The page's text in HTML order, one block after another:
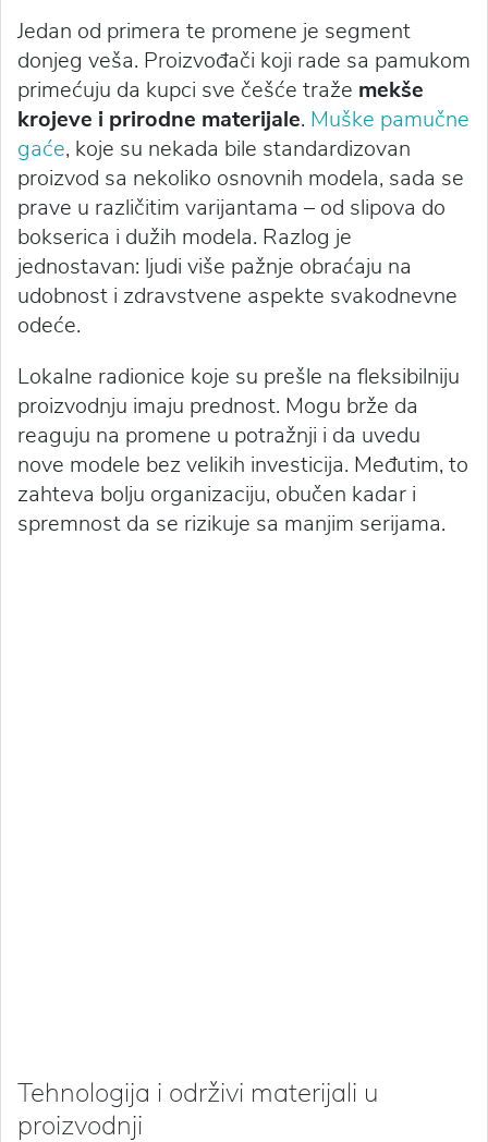
Jedan od primera te promene je segment
donjeg veša. Proizvođači koji rade sa pamukom
primećuju da kupci sve češće traže mekše
krojeve i prirodne materijale. Muške pamučne
gaće, koje su nekada bile standardizovan
proizvod sa nekoliko osnovnih modela, sada se
prave u različitim varijantama – od slipova do
bokserica i dužih modela. Razlog je
jednostavan: ljudi više pažnje obraćaju na
udobnost i zdravstvene aspekte svakodnevne
odeće.
Lokalne radionice koje su prešle na fleksibilniju
proizvodnju imaju prednost. Mogu brže da
reaguju na promene u potražnji i da uvedu
nove modele bez velikih investicija. Međutim, to
zahteva bolju organizaciju, obučen kadar i
spremnost da se rizikuje sa manjim serijama.
Tehnologija i održivi materijali u
proizvodnji